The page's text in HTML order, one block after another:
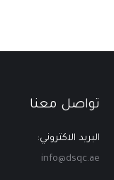
تواصل معنا
البريد الاكتروني:
info@dsqc.ae